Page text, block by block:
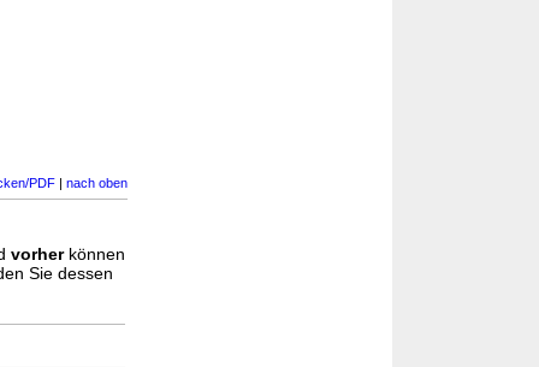
PDF | nach oben
vorherkönnen
Sie dessen